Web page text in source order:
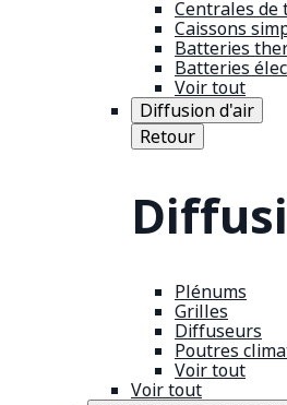
Centrales
Caissons
Batteries
Batteries
Voir tout
Diffusion d'air
Retour
Plénums
Grilles
Diffuseurs
Poutres
Voir tout
Voir tout